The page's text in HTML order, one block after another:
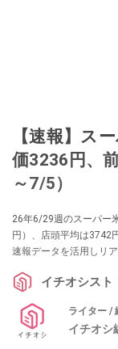
【速報】ス
価3236円、
～7/5）
26年6/29週のスーパー
円）、店頭平均は3742
速報データを活用しリ
イチオシスト
ライター /
イチオシ